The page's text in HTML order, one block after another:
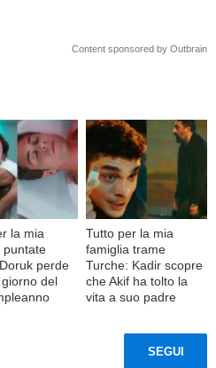
Content sponsored by Outbrain
la mia
puntate
perde
del
Tutto per la mia
famiglia trame
Turche: Kadir scopre
che Akif ha tolto la
vita a suo padre
SEGUI